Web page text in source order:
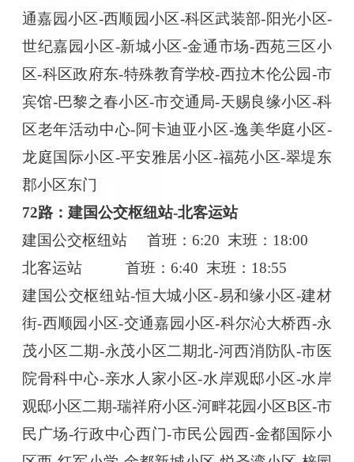
通嘉园小区-西顺园小区-科区武装部-阳光小区-
世纪嘉园小区-新城小区-金通市场-西苑三区小
区-科区政府东-特殊教育学校-西拉木伦公园-市
宾馆-巴黎之春小区-市交通局-天赐良缘小区-科
区老年活动中心-阿卡迪亚小区-逸美华庭小区-
龙庭国际小区-平安雅居小区-福苑小区-翠堤东
郡小区东门
72路：建国公交枢纽站-北客运站
建国公交枢纽站
首班： 6:20 末班：18:00
北客运站
首班： 6:40 末班：18:55
建国公交枢纽站-恒大城小区-易和缘小区-建材
街-西顺园小区-交通嘉园小区-科尔沁大桥西-永
茂小区二期-永茂小区二期北-河西消防队-市医
院骨科中心-亲水人家小区-水岸观邸小区-水岸
观邸小区二期-瑞祥府小区-河畔花园小区B区-市
民广场-行政中心西门-市民公园西-金都国际小